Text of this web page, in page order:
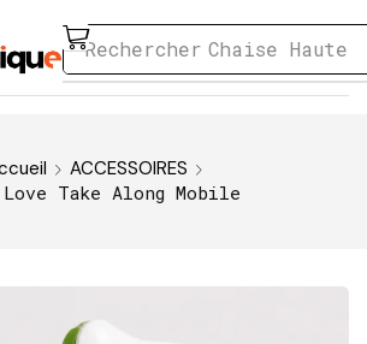
Rechercher Chaise Haute
ACCESSOIRES
Take Along Mobile